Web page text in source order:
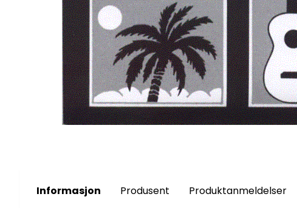
Informasjon Produsent Produktanmeldelser